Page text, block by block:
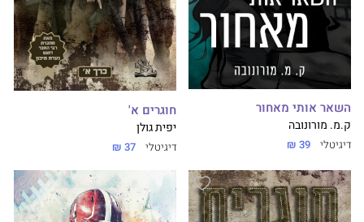
השאר אותי מאחור
ק.מ. מורונובה
דיגיטלי 39 ₪
חוגרים א'
יפית גולן
דיגיטלי 37 ₪